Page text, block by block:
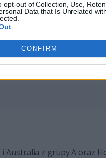
opt-out of Collection, Use,
Data that Is Unrelated
CONFIRM
z grupy A oraz